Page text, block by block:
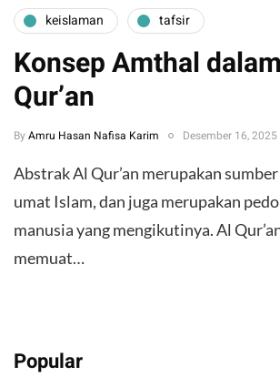
keislaman tafsir
Konsep Amthal
Qur’an
By Amru Hasan Nafisa Karim Desember 16, 2025
Abstrak Al Qur’an merupakan
umat Islam, dan juga merupakan
manusia yang mengikutinya. Al
memuat…
Popular